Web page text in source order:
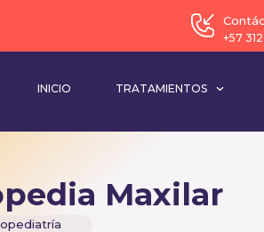
+57
INICIO TRATAMIENTOS
Maxilar